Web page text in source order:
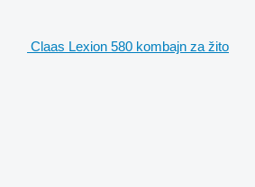
Claas Lexion 580 kombajn za žito